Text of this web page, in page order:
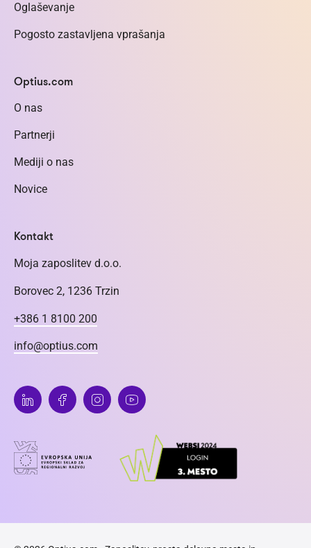
Oglaševanje
Pogosto zastavljena vprašanja
Optius.com
O nas
Partnerji
Mediji o nas
Novice
Kontakt
Moja zaposlitev d.o.o.
Borovec 2, 1236 Trzin
+386 1 8100 200
info@optius.com